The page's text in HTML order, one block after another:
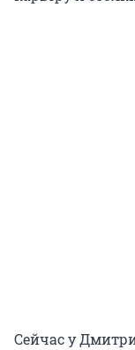
Сейчас у